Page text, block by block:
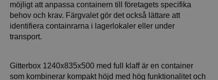
möjligt att anpassa containern till företagets specifika
behov och krav. Färgvalet gör det också lättare att
identifiera containrarna i lagerlokaler eller under
transport.
Gitterbox 1240x835x500 med full klaff är en container
som kombinerar kompakt höjd med hög funktionalitet och